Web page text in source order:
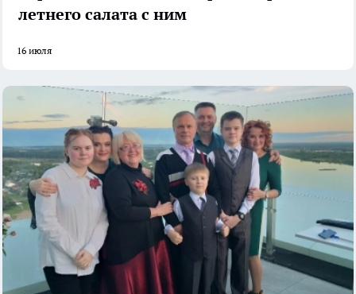
летнего салата с ним
16 июля